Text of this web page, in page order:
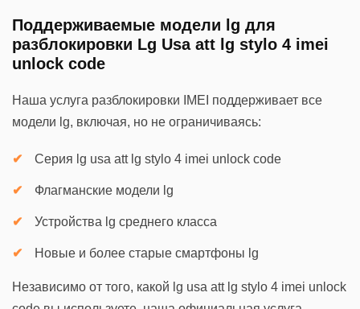
Поддерживаемые модели lg для
разблокировки Lg Usa att lg stylo 4 imei
unlock code
Наша услуга разблокировки IMEI поддерживает все
модели lg, включая, но не ограничиваясь:
Серия lg usa att lg stylo 4 imei unlock code
Флагманские модели lg
Устройства lg среднего класса
Новые и более старые смартфоны lg
Независимо от того, какой lg usa att lg stylo 4 imei unlock